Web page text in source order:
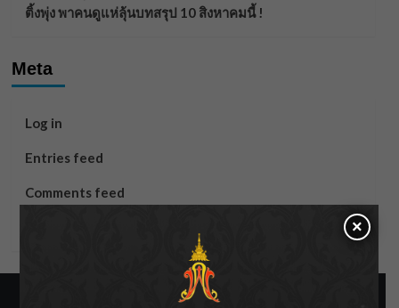
ติ้งพุ่ง พาคนดูแห่ลุ้นบทสรุป 10 สิงหาคมนี้ !
Meta
Log in
Entries feed
Comments feed
×